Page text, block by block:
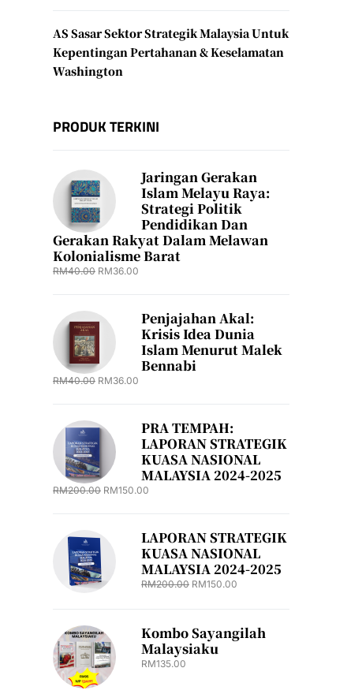
AS Sasar Sektor Strategik Malaysia Untuk
Kepentingan Pertahanan & Keselamatan
Washington
PRODUK TERKINI
Jaringan Gerakan
Islam Melayu Raya:
Strategi Politik
Pendidikan Dan
Gerakan Rakyat Dalam Melawan
Kolonialisme Barat
RM40.00 RM36.00
Penjajahan Akal:
Krisis Idea Dunia
Islam Menurut Malek
Bennabi
RM40.00 RM36.00
PRA TEMPAH:
LAPORAN STRATEGIK
KUASA NASIONAL
MALAYSIA 2024-2025
RM200.00 RM150.00
LAPORAN STRATEGIK
KUASA NASIONAL
MALAYSIA 2024-2025
RM200.00 RM150.00
Kombo Sayangilah
Malaysiaku
RM135.00